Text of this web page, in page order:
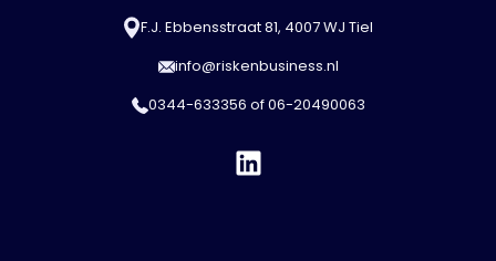
F.J. Ebbensstraat 81, 4007 WJ Tiel
info@riskenbusiness.nl
0344-633356 of06-20490063